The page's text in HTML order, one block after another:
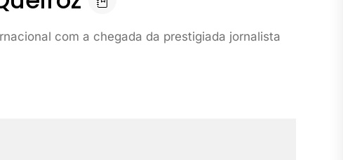
com a chegada da prestigiada jornalista